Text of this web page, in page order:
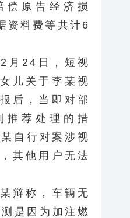
偿原告经济损
资料费等共计6
24日，短视
儿关于李某视
后，当即对部
推荐处理的措
自行对案涉视
其他用户无法
称，车辆无
是因为加注燃